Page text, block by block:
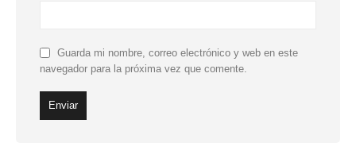
Guarda mi nombre, correo electrónico y web en este
navegador para la próxima vez que comente.